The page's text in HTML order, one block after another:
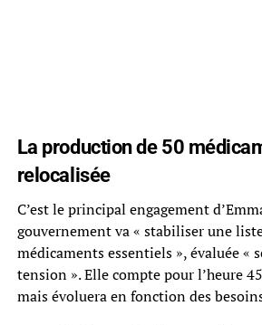
La production de 50
relocalisée
C’est le principal engagement
gouvernement va « stabiliser une
médicaments essentiels », évaluée «
tension ». Elle compte pour l’heure
mais évoluera en fonction des